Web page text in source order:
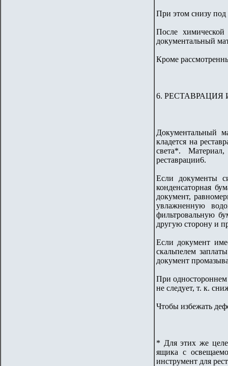
При этом снизу под
После
документальный
Кроме
6.
Документальный
кладется на
света*. Материал,
реставрации6.
Если документы
конденсаторная
документ,
увлажненную
фильтровальную
другую сторону и
Если документ
скальпелем
документ
При одностороннем
не следует, т. к.
Чтобы избежать
* Для этих же
ящика с
инструмент для